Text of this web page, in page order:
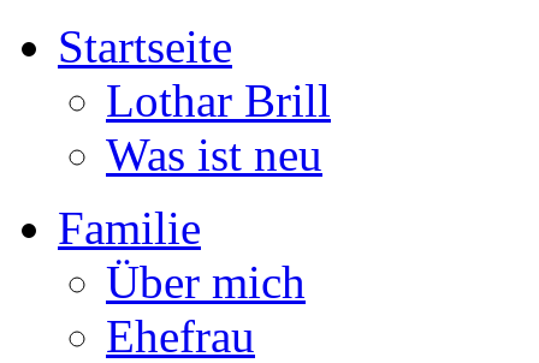
Startseite
Lothar Brill
Was ist neu
Familie
Über mich
Ehefrau